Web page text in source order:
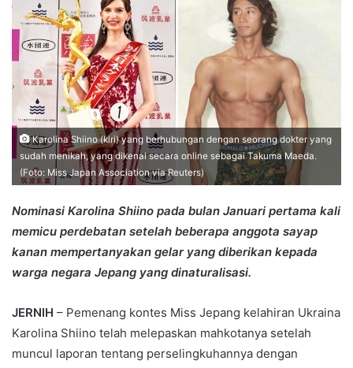
Karolina Shiino (kiri) yang berhubungan dengan seorang dokter yang
sudah menikah, yang dikenal secara online sebagai Takuma Maeda.
(Foto: Miss Japan Association via Reuters)
Nominasi Karolina Shiino pada bulan Januari pertama kali
memicu perdebatan setelah beberapa anggota sayap
kanan mempertanyakan gelar yang diberikan kepada
warga negara Jepang yang dinaturalisasi.
JERNIH – Pemenang kontes Miss Jepang kelahiran Ukraina
Karolina Shiino telah melepaskan mahkotanya setelah
muncul laporan tentang perselingkuhannya dengan